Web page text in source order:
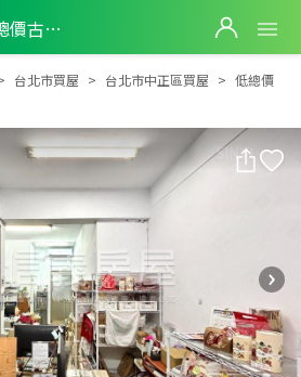
低總價古亭站同安金店面
低總價古亭站同安金店面
台北市買屋 台北市中正區買屋
低總價